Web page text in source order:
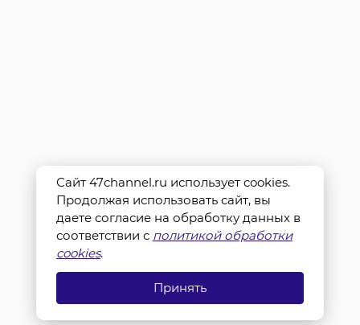
Сайт 47channel.ru использует cookies.
Продолжая использовать сайт, вы
даете согласие на обработку данных в
соответствии с политикой обработки
cookies.
Принять